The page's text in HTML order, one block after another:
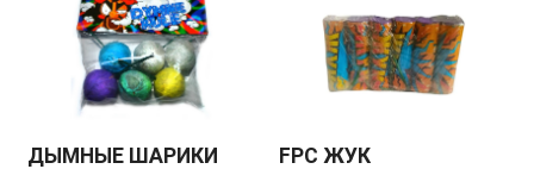
ДЫМНЫЕ ШАРИКИ FPC ЖУК